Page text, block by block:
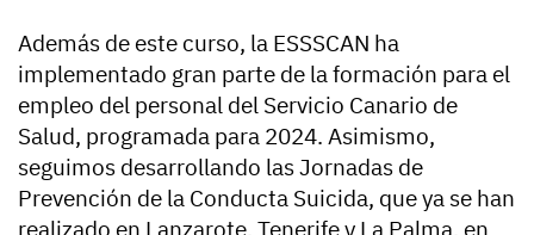
Además de este curso, la ESSSCAN ha
implementado gran parte de la formación para el
empleo del personal del Servicio Canario de
Salud, programada para 2024. Asimismo,
seguimos desarrollando las Jornadas de
Prevención de la Conducta Suicida, que ya se han